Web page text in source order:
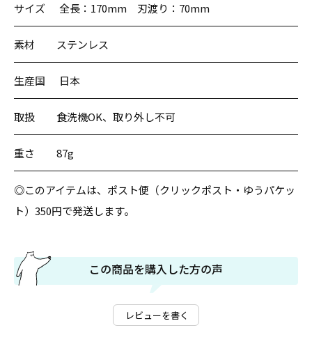
サイズ 全長：170mm 刃渡り：70mm
素材 ステンレス
生産国 日本
取扱 食洗機OK、取り外し不可
重さ 87g
◎このアイテムは、ポスト便（クリックポスト・ゆうパケッ
ト）350円で発送します。
この商品を購入した方の声
レビューを書く